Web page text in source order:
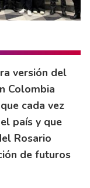
versión del
Colombia
cada vez
país y que
Rosario
de futuros